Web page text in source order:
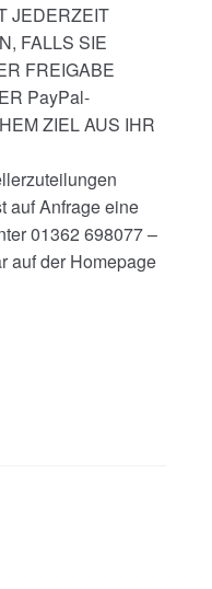
JEDERZEIT
FALLS SIE
FREIGABE
PayPal-
ZIEL AUS IHR
auf Anfrage eine
01362 698077 –
auf der Homepage